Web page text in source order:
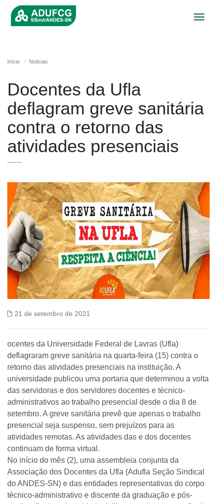
Início Noticias
Docentes da Ufla
deflagram greve sanitária
contra o retorno das
atividades presenciais
21 de setembro de 2021
ocentes da Universidade Federal de Lavras (Ufla)
deflagraram greve sanitária na quarta-feira (15) contra o
retorno das atividades presenciais na instituição. A
universidade publicou uma portaria que determinou a volta
das servidoras e dos servidores docentes e técnico-
administrativos ao trabalho presencial desde o dia 8 de
setembro. A greve sanitária prevê que apenas o trabalho
presencial seja suspenso, sem prejuízos para as
atividades remotas. As atividades das e dos docentes
continuam de forma virtual.
No início do mês (2), uma assembleia conjunta da
Associação dos Docentes da Ufla (Adufla Seção Sindical
do ANDES-SN) e das entidades representativas do corpo
técnico-administrativo e discente da graduação e pós-